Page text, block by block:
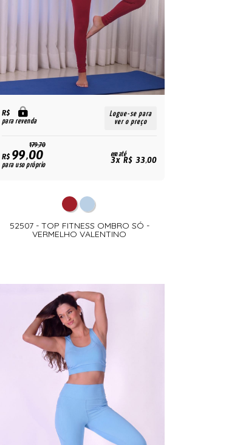
R$
para revenda
Logue-se para
ver o preço
179,70
R$99,00
para uso próprio
em até
3x R$ 33,00
52507 - TOP FITNESS OMBRO SÓ -
VERMELHO VALENTINO